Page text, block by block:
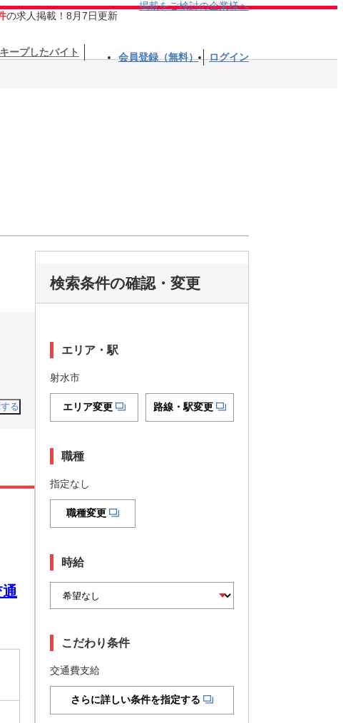
の求人掲載！8月7日更新
掲載をご検討の企業様へ
キープしたバイト 会員登録（無料） ログイン
る
検索条件の確認・変更
エリア・駅
射水市
エリア変更 路線・駅変更
職種
指定なし
職種変更
時給
こだわり条件
交通費支給
さらに詳しい条件を指定する